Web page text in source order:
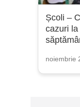
Școli –
cazuri
noiembrie